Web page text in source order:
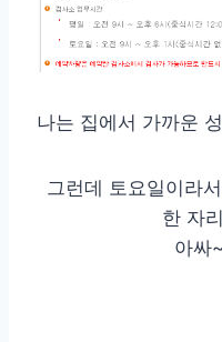
나는 집에서 가까운
그런데 토요일이라
한 자
아싸